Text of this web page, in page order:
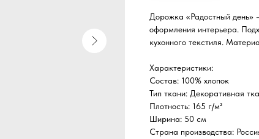
Дорожка «Радостный день»
оформления интерьера.
кухонного текстиля.
Характеристики:
Состав: 100% хлопок
Тип ткани: Декоративная
Плотность: 165 г/м²
Ширина: 50 см
Страна производства: